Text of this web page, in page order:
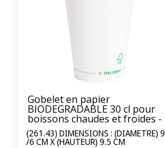
Gobelet en papier
BIODEGRADABLE 30 cl pour
boissons chaudes et froides -
carton de 1000 unités
(261.43) DIMENSIONS : (DIAMÈTRE) 9
/6 CM X (HAUTEUR) 9.5 CM